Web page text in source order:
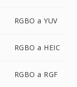
RGBO a YUV
RGBO a HEIC
RGBO a RGF